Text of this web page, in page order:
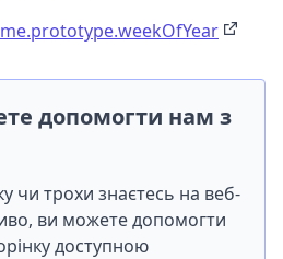
допомогти нам з
чи трохи знаєтесь на веб-
ви можете допомогти
доступною